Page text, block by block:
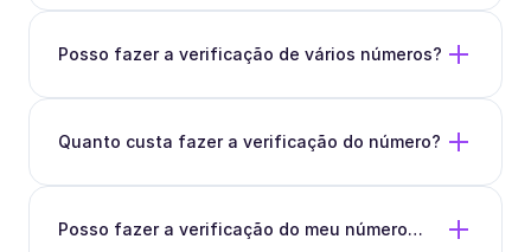
Posso fazer a verificação de vários números?
Quanto custa fazer a verificação do número?
Posso fazer a verificação do meu número